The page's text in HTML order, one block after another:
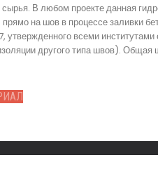
В любом проекте данная
на шов в процессе заливки
всеми
другого типа швов).